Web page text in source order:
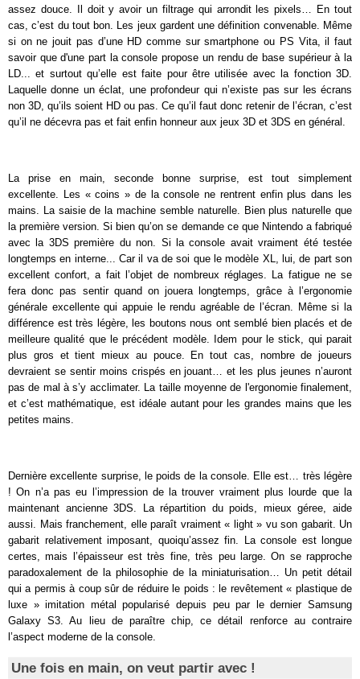
assez douce. Il doit y avoir un filtrage qui arrondit les pixels… En tout
cas, c’est du tout bon. Les jeux gardent une définition convenable. Même
si on ne jouit pas d’une HD comme sur smartphone ou PS Vita, il faut
savoir que d'une part la console propose un rendu de base supérieur à la
LD... et surtout qu’elle est faite pour être utilisée avec la fonction 3D.
Laquelle donne un éclat, une profondeur qui n’existe pas sur les écrans
non 3D, qu’ils soient HD ou pas. Ce qu’il faut donc retenir de l’écran, c’est
qu’il ne décevra pas et fait enfin honneur aux jeux 3D et 3DS en général.
La prise en main, seconde bonne surprise, est tout simplement
excellente. Les « coins » de la console ne rentrent enfin plus dans les
mains. La saisie de la machine semble naturelle. Bien plus naturelle que
la première version. Si bien qu’on se demande ce que Nintendo a fabriqué
avec la 3DS première du non. Si la console avait vraiment été testée
longtemps en interne... Car il va de soi que le modèle XL, lui, de part son
excellent confort, a fait l’objet de nombreux réglages. La fatigue ne se
fera donc pas sentir quand on jouera longtemps, grâce à l’ergonomie
générale excellente qui appuie le rendu agréable de l’écran. Même si la
différence est très légère, les boutons nous ont semblé bien placés et de
meilleure qualité que le précédent modèle. Idem pour le stick, qui parait
plus gros et tient mieux au pouce. En tout cas, nombre de joueurs
devraient se sentir moins crispés en jouant… et les plus jeunes n’auront
pas de mal à s’y acclimater. La taille moyenne de l'ergonomie finalement,
et c’est mathématique, est idéale autant pour les grandes mains que les
petites mains.
Dernière excellente surprise, le poids de la console. Elle est… très légère
! On n’a pas eu l’impression de la trouver vraiment plus lourde que la
maintenant ancienne 3DS. La répartition du poids, mieux géree, aide
aussi. Mais franchement, elle paraît vraiment « light » vu son gabarit. Un
gabarit relativement imposant, quoiqu’assez fin. La console est longue
certes, mais l’épaisseur est très fine, très peu large. On se rapproche
paradoxalement de la philosophie de la miniaturisation… Un petit détail
qui a permis à coup sûr de réduire le poids : le revêtement « plastique de
luxe » imitation métal popularisé depuis peu par le dernier Samsung
Galaxy S3. Au lieu de paraître chip, ce détail renforce au contraire
l’aspect moderne de la console.
Une fois en main, on veut partir avec !